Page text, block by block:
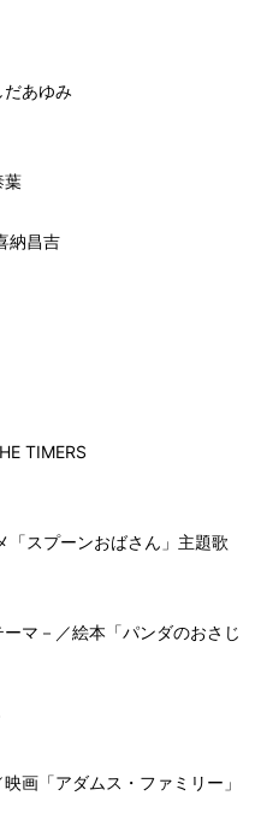
あゆみ
葉
納昌吉
TIMERS
スプーンおばさん」主題歌
マ－／絵本「パンダのおさじ
画「アダムス・ファミリー」